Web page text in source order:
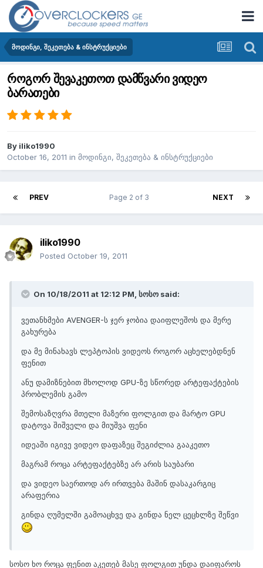
მოდინგი, შეკეთება & ინსტრუქციები
როგორ შევაკეთოთ დამწვარი ვიდეო
ბარათები
By iliko1990
October 16, 2011 in მოდინგი, შეკეთება & ინსტრუქციები
PREV NEXT
Page 2 of 3
iliko1990
Posted October 19, 2011
On 10/18/2011 at 12:12 PM, სოსო said:
ვეთანხმები AVENGER-ს ჯერ ჯობია დაიფლეშოს და მერე
გახურება
და მე მინახავს ლეპტოპის ვიდეოს როგორ აცხელებდნენ
ფენით
ანუ დამიზნებით მხოლოდ GPU-ზე სწორედ არტეფაქტების
პრობლემის გამო
შემოსაზღვრა მთელი მაზერი ფოლგით და მარტო GPU
დატოვა შიშველი და მიუშვა ფენი
იდეაში იგივე ვიდეო დაფაზეც შეგიძლია გააკეთო
მაგრამ როცა არტეფაქტებზე არ არის საუბარი
და ვიდეო საერთოდ არ ირთვება მაშინ დასაკარგიც
არაფერია
გინდა ღუმელში გამოაცხვე და გინდა ნელ ცეცხლზე შეწვი
სოსო ხო როცა ფენით აკეთებ მასე ფოლგით უნდა დაიფაროს